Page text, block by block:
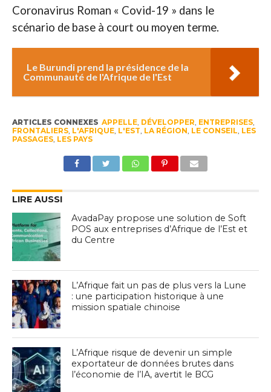
Coronavirus Roman « Covid-19 » dans le
scénario de base à court ou moyen terme.
Le Burundi prend la présidence de la
Communauté de l'Afrique de l'Est
ARTICLES CONNEXES APPELLE, DÉVELOPPER ENTREPRISES,
FRONTALIERS, L'AFRIQUE, L'EST LA RÉGION LE CONSEIL LES
PASSAGES, LES PAYS
LIRE AUSSI
AvadaPay propose une solution de Soft
POS aux entreprises d’Afrique de l’Est et
du Centre
L’Afrique fait un pas de plus vers la Lune
: une participation historique à une
mission spatiale chinoise
L’Afrique risque de devenir un simple
exportateur de données brutes dans
l’économie de l’IA, avertit le BCG